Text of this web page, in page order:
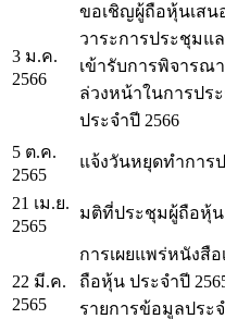
3 ม.ค.
2566
ขอเชิญผู้ถือหุ้นเสน
วาระการประชุมแ
เข้ารับการพิจารณ
ล่วงหน้าในการป
ประจำปี 2566
5 ต.ค.
2565
แจ้งวันหยุดทำการ
21 เม.ย.
2565
มติที่ประชุมผู้ถือหุ้น
22 มี.ค.
2565
การเผยแพร่หนังสื
ถือหุ้น ประจำปี
รายการข้อมูลประ